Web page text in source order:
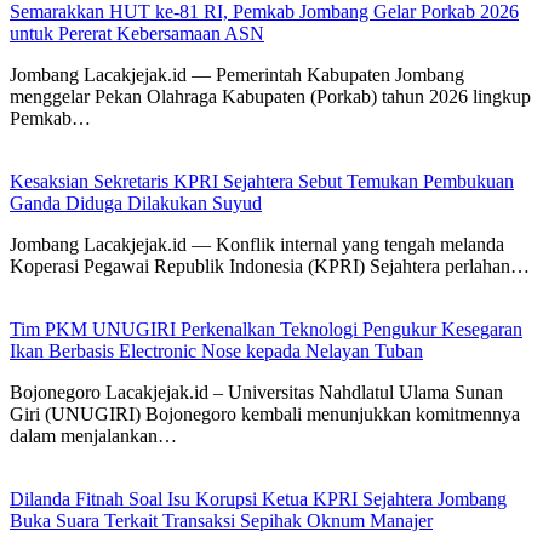
Semarakkan HUT ke-81 RI, Pemkab Jombang Gelar Porkab 2026
untuk Pererat Kebersamaan ASN
Jombang Lacakjejak.id — Pemerintah Kabupaten Jombang
menggelar Pekan Olahraga Kabupaten (Porkab) tahun 2026 lingkup
Pemkab…
Kesaksian Sekretaris KPRI Sejahtera Sebut Temukan Pembukuan
Ganda Diduga Dilakukan Suyud
Jombang Lacakjejak.id — Konflik internal yang tengah melanda
Koperasi Pegawai Republik Indonesia (KPRI) Sejahtera perlahan…
Tim PKM UNUGIRI Perkenalkan Teknologi Pengukur Kesegaran
Ikan Berbasis Electronic Nose kepada Nelayan Tuban
Bojonegoro Lacakjejak.id – Universitas Nahdlatul Ulama Sunan
Giri (UNUGIRI) Bojonegoro kembali menunjukkan komitmennya
dalam menjalankan…
Dilanda Fitnah Soal Isu Korupsi Ketua KPRI Sejahtera Jombang
Buka Suara Terkait Transaksi Sepihak Oknum Manajer